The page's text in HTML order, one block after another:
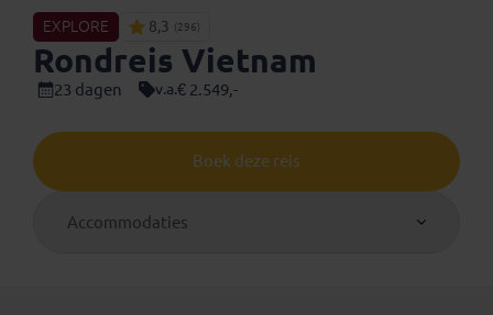
EXPLORE 8,3 (296)
Rondreis Vietnam
23 dagen v.a.€ 2.549,-
Boek deze reis
Accommodaties